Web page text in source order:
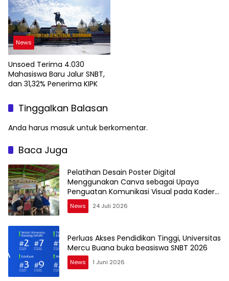
News
Unsoed Terima 4.030
Mahasiswa Baru Jalur SNBT,
dan 31,32% Penerima KIPK
Tinggalkan Balasan
Anda harus masuk untuk berkomentar.
Baca Juga
Pelatihan Desain Poster Digital
Menggunakan Canva sebagai Upaya
Penguatan Komunikasi Visual pada Kader
PKK Kelurahan Bambu Apus
News 24 Juli 2026
Perluas Akses Pendidikan Tinggi, Universitas
Mercu Buana buka beasiswa SNBT 2026
News 1 Juni 2026